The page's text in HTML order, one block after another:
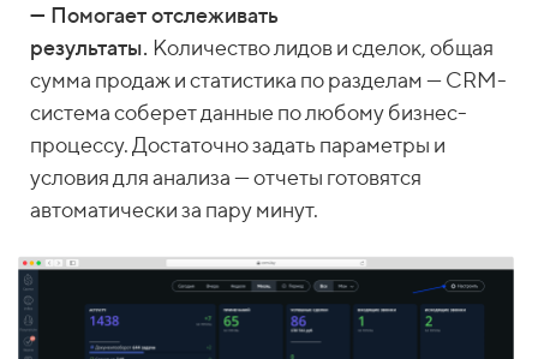
— Помогает отслеживать
результаты. Количество лидов и сделок, общая
сумма продаж и статистика по разделам — CRM-
система соберет данные по любому бизнес-
процессу. Достаточно задать параметры и
условия для анализа — отчеты готовятся
автоматически за пару минут.